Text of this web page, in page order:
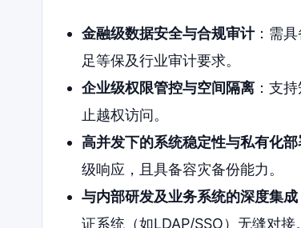
金融级数据安全与合规审计：需具
足等保及行业审计要求。
企业级权限管控与空间隔离：支
止越权访问。
高并发下的系统稳定性与私有化部
级响应，且具备容灾备份能力。
与内部研发及业务系统的深度集成
证系统（如LDAP/SSO）无缝对接。